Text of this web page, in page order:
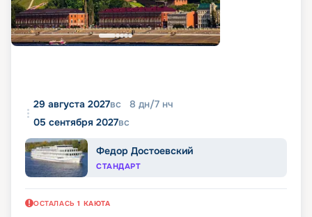
29 августа 2027вс 8 дн/7 нч
05 сентября 2027вс
Федор Достоевский
СТАНДАРТ
ОСТАЛАСЬ 1 КАЮТА